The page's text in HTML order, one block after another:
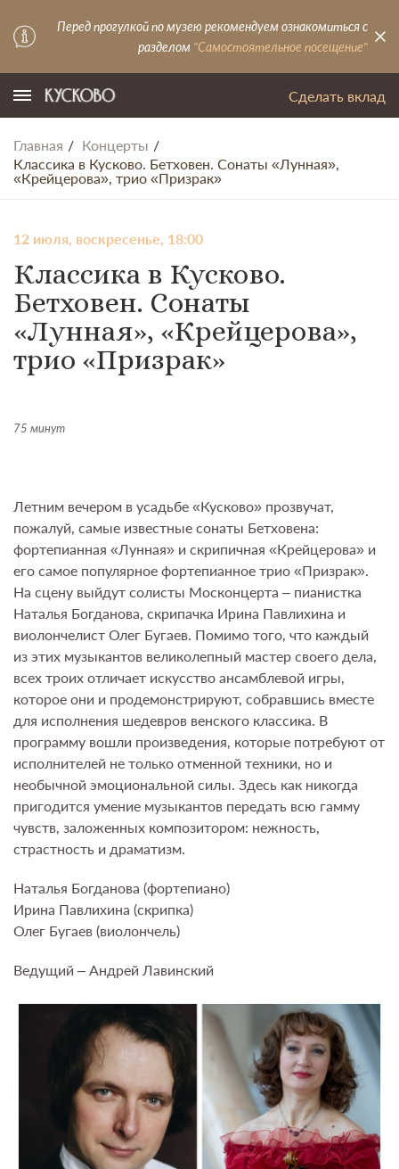
Перед прогулкой по музею рекомендуем ознакомиться с
разделом "Самостоятельное посещение"
Сделать вклад
Главная
Концерты
Классика в Кусково. Бетховен. Сонаты «Лунная»,
«Крейцерова», трио «Призрак»
12 июля, воскресенье, 18:00
Классика в Кусково.
Бетховен. Сонаты
«Лунная», «Крейцерова»,
трио «Призрак»
75 минут
Летним вечером в усадьбе «Кусково» прозвучат,
пожалуй, самые известные сонаты Бетховена:
фортепианная «Лунная» и скрипичная «Крейцерова» и
его самое популярное фортепианное трио «Призрак».
На сцену выйдут солисты Москонцерта – пианистка
Наталья Богданова, скрипачка Ирина Павлихина и
виолончелист Олег Бугаев. Помимо того, что каждый
из этих музыкантов великолепный мастер своего дела,
всех троих отличает искусство ансамблевой игры,
которое они и продемонстрируют, собравшись вместе
для исполнения шедевров венского классика. В
программу вошли произведения, которые потребуют от
исполнителей не только отменной техники, но и
необычной эмоциональной силы. Здесь как никогда
пригодится умение музыкантов передать всю гамму
чувств, заложенных композитором: нежность,
страстность и драматизм.
Наталья Богданова (фортепиано)
Ирина Павлихина (скрипка)
Олег Бугаев (виолончель)
Ведущий – Андрей Лавинский